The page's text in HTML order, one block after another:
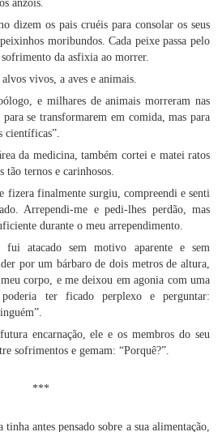
anzóis.
dizem os pais cruéis para consolar os seus
moribundos. Cada peixe passa pelo
da asfixia ao morrer.
vivos, a aves e animais.
e milhares de animais morreram nas
se transformarem em comida, mas para
científicas”.
da medicina, também cortei e matei ratos
tão ternos e carinhosos.
fizera finalmente surgiu, compreendi e senti
Arrependi-me e pedi-lhes perdão, mas
durante o meu arrependimento.
fui atacado sem motivo aparente e sem
por um bárbaro de dois metros de altura,
corpo, e me deixou em agonia com uma
ter ficado perplexo e perguntar:
encarnação, ele e os membros do seu
sofrimentos e gemam: “Porquê?”.
***
antes pensado sobre a sua alimentação,